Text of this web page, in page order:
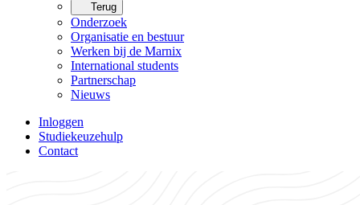
Terug
Onderzoek
Organisatie en bestuur
Werken bij de Marnix
International students
Partnerschap
Nieuws
Inloggen
Studiekeuzehulp
Contact